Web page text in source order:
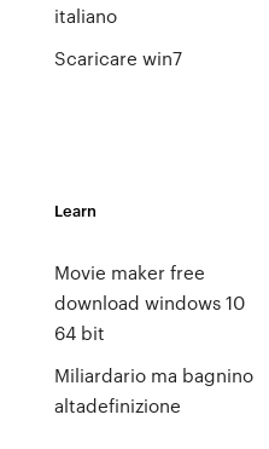
italiano
Scaricare win7
Learn
Movie maker free
download windows 10
64 bit
Miliardario ma bagnino
altadefinizione